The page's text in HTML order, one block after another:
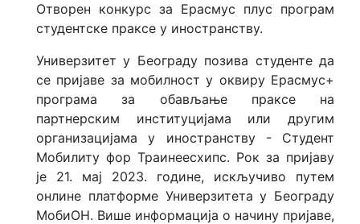
Отворен конкурс за Ерасмус плус програм
студентске праксе у иностранству.
Универзитет у Београду позива студенте да
се пријаве за мобилност у оквиру Ерасмус+
програма за обављање праксе на
партнерским институцијама или другим
организацијама у иностранству - Студент
Мобилитy фор Траинеесхипс. Рок за пријаву
је 21. мај 2023. године, искључиво путем
онлине платформе Универзитета у Београду
МобиОН. Више информација о начину пријаве,